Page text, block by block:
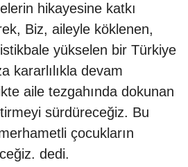
hikayesine katkı
Biz, aileyle köklenen,
yükselen bir Türkiye
kararlılıkla devam
aile tezgahında dokunan
sürdüreceğiz. Bu
çocukların
dedi.